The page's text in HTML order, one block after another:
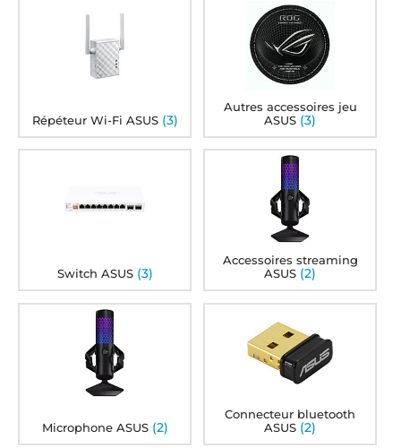
Répéteur Wi-Fi ASUS (3)
Autres accessoires jeu
ASUS (3)
Switch ASUS (3)
Accessoires streaming
ASUS (2)
Microphone ASUS (2)
Connecteur bluetooth
ASUS (2)